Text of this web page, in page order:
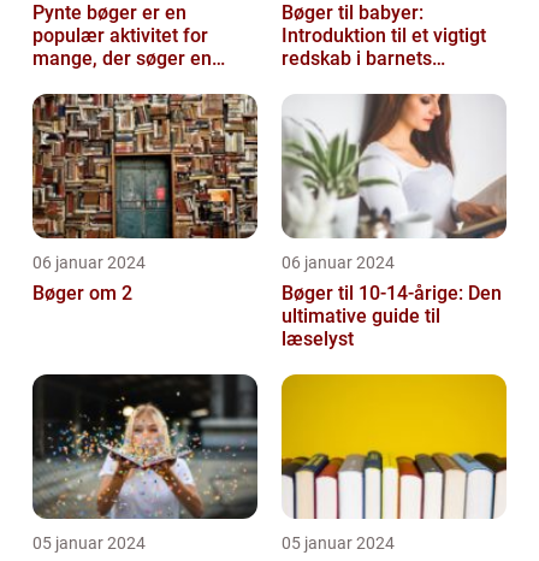
Pynte bøger er en
populær aktivitet for
mange, der søger en
Bøger til babyer:
Introduktion til et vigtigt
redskab i barnets
06 januar 2024
Bøger om 2
06 januar 2024
Bøger til 10-14-årige: Den
ultimative guide til
læselyst
05 januar 2024 05 januar 2024